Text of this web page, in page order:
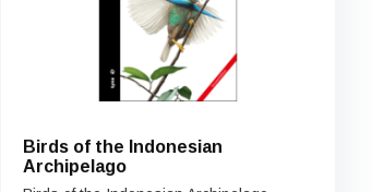
Birds of the Indonesian
Archipelago